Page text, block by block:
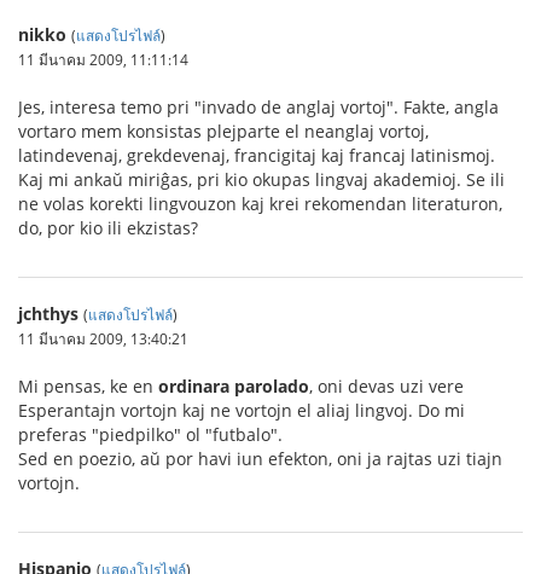
nikko (แสดงโปรไฟล์)
11 มีนาคม 2009, 11:11:14
Jes, interesa temo pri "invado de anglaj vortoj". Fakte, angla
vortaro mem konsistas plejparte el neanglaj vortoj,
latindevenaj, grekdevenaj, francigitaj kaj francaj latinismoj.
Kaj mi ankaŭ miriĝas, pri kio okupas lingvaj akademioj. Se ili
ne volas korekti lingvouzon kaj krei rekomendan literaturon,
do, por kio ili ekzistas?
jchthys (แสดงโปรไฟล์)
11 มีนาคม 2009, 13:40:21
Mi pensas, ke en ordinara parolado, oni devas uzi vere
Esperantajn vortojn kaj ne vortojn el aliaj lingvoj. Do mi
preferas "piedpilko" ol "futbalo".
Sed en poezio, aŭ por havi iun efekton, oni ja rajtas uzi tiajn
vortojn.
Hispanio (แสดงโปรไฟล์)